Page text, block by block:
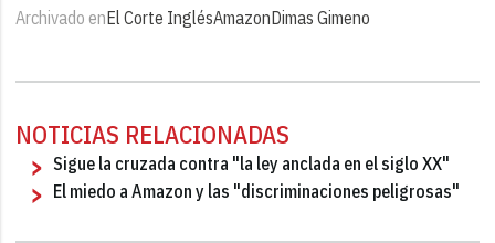
Archivado enEl Corte InglésAmazonDimas Gimeno
NOTICIAS RELACIONADAS
Sigue la cruzada contra "la ley anclada en el siglo XX"
El miedo a Amazon y las "discriminaciones peligrosas"